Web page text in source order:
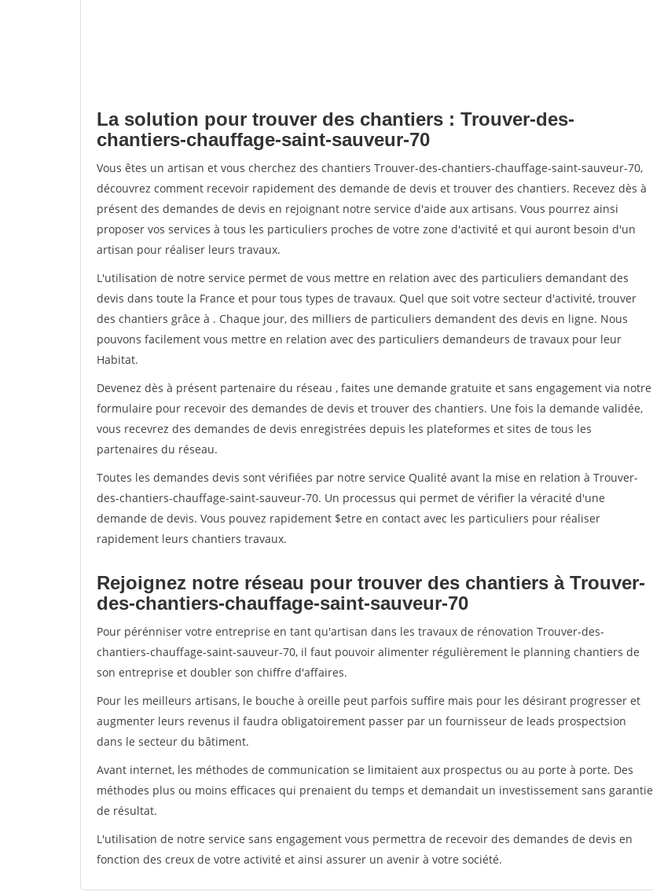
La solution pour trouver des chantiers : Trouver-des-
chantiers-chauffage-saint-sauveur-70
Vous êtes un artisan et vous cherchez des chantiers Trouver-des-chantiers-chauffage-saint-sauveur-70,
découvrez comment recevoir rapidement des demande de devis et trouver des chantiers. Recevez dès à
présent des demandes de devis en rejoignant notre service d'aide aux artisans. Vous pourrez ainsi
proposer vos services à tous les particuliers proches de votre zone d'activité et qui auront besoin d'un
artisan pour réaliser leurs travaux.
L'utilisation de notre service permet de vous mettre en relation avec des particuliers demandant des
devis dans toute la France et pour tous types de travaux. Quel que soit votre secteur d'activité, trouver
des chantiers grâce à . Chaque jour, des milliers de particuliers demandent des devis en ligne. Nous
pouvons facilement vous mettre en relation avec des particuliers demandeurs de travaux pour leur
Habitat.
Devenez dès à présent partenaire du réseau , faites une demande gratuite et sans engagement via notre
formulaire pour recevoir des demandes de devis et trouver des chantiers. Une fois la demande validée,
vous recevrez des demandes de devis enregistrées depuis les plateformes et sites de tous les
partenaires du réseau.
Toutes les demandes devis sont vérifiées par notre service Qualité avant la mise en relation à Trouver-
des-chantiers-chauffage-saint-sauveur-70. Un processus qui permet de vérifier la véracité d'une
demande de devis. Vous pouvez rapidement $etre en contact avec les particuliers pour réaliser
rapidement leurs chantiers travaux.
Rejoignez notre réseau pour trouver des chantiers à Trouver-
des-chantiers-chauffage-saint-sauveur-70
Pour pérénniser votre entreprise en tant qu'artisan dans les travaux de rénovation Trouver-des-
chantiers-chauffage-saint-sauveur-70, il faut pouvoir alimenter régulièrement le planning chantiers de
son entreprise et doubler son chiffre d'affaires.
Pour les meilleurs artisans, le bouche à oreille peut parfois suffire mais pour les désirant progresser et
augmenter leurs revenus il faudra obligatoirement passer par un fournisseur de leads prospectsion
dans le secteur du bâtiment.
Avant internet, les méthodes de communication se limitaient aux prospectus ou au porte à porte. Des
méthodes plus ou moins efficaces qui prenaient du temps et demandait un investissement sans garantie
de résultat.
L'utilisation de notre service sans engagement vous permettra de recevoir des demandes de devis en
fonction des creux de votre activité et ainsi assurer un avenir à votre société.